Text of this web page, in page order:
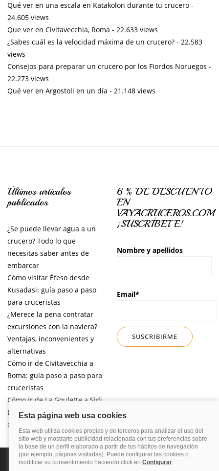
Qué ver en una escala en Katakolon durante tu crucero -
24.605 views
Que ver en Civitavecchia, Roma - 22.633 views
¿Sabes cuál es la velocidad máxima de un crucero? - 22.583
views
Consejos para preparar un crucero por los Fiordos Noruegos -
22.273 views
Qué ver en Argostoli en un día - 21.148 views
Últimos artículos
publicados
¿Se puede llevar agua a un
crucero? Todo lo que
necesitas saber antes de
embarcar
Cómo visitar Éfeso desde
Kusadasi: guía paso a paso
para cruceristas
¿Merece la pena contratar
excursiones con la naviera?
Ventajas, inconvenientes y
alternativas
Cómo ir de Civitavecchia a
Roma: guía paso a paso para
cruceristas
Cómo ir de La Goulette a Sidi
Bou Said por libre desde tu
crucero
6 % DE DESCUENTO
EN
VAYACRUCEROS.COM
¡SUSCRÍBETE!
Nombre y apellidos
Email*